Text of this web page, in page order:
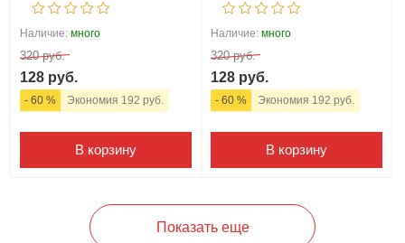
Наличие: много
320 руб.
128 руб.
- 60 % Экономия 192 руб.
В корзину
Наличие: много
320 руб.
128 руб.
- 60 % Экономия 192 руб.
В корзину
Показать еще